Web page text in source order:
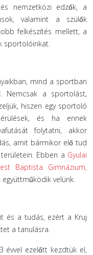
nemzetközi edzők, a
valamint a szülők
felkészítés mellett, a
sportolóinkat.
mind a sportban
Nemcsak a sportolást,
hiszen egy sportoló
és ha ennek
folytatni, akkor
amit bármikor elő tud
Ebben a Gyulai
Baptista Gimnázium,
velünk.
és a tudás, ezért a Kruj
a tanulásra.
évvel ezelőtt kezdtük el,